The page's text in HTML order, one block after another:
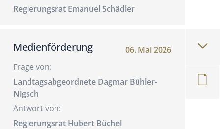
Regierungsrat Emanuel Schädler
Medienförderung
06. Mai 2026
Frage von:
Landtagsabgeordnete Dagmar Bühler-
Nigsch
Antwort von:
Regierungsrat Hubert Büchel